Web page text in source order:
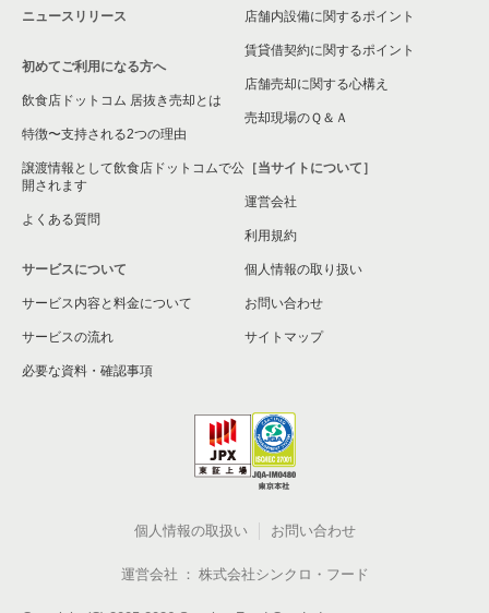
ニュースリリース
初めてご利用になる方へ
飲食店ドットコム 居抜き売却とは
特徴〜支持される2つの理由
譲渡情報として飲食店ドットコムで公
開されます
よくある質問
サービスについて
サービス内容と料金について
サービスの流れ
必要な資料・確認事項
店舗内設備に関するポイント
賃貸借契約に関するポイント
店舗売却に関する心構え
売却現場のＱ＆Ａ
［当サイトについて］
運営会社
利用規約
個人情報の取り扱い
お問い合わせ
サイトマップ
個人情報の取扱い お問い合わせ
運営会社 株式会社シンクロ・フード